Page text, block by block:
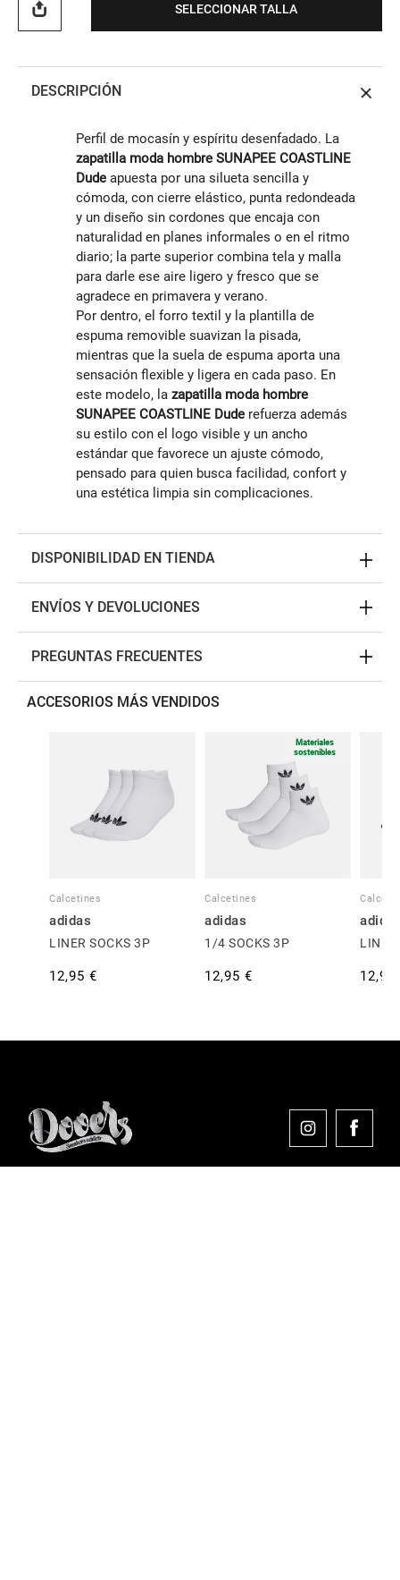
SELECCIONAR TALLA
DESCRIPCIÓN
Perfil de mocasín y espíritu desenfadado. La
zapatilla moda hombre SUNAPEE COASTLINE
Dude apuesta por una silueta sencilla y
cómoda, con cierre elástico, punta redondeada
y un diseño sin cordones que encaja con
naturalidad en planes informales o en el ritmo
diario; la parte superior combina tela y malla
para darle ese aire ligero y fresco que se
agradece en primavera y verano.
Por dentro, el forro textil y la plantilla de
espuma removible suavizan la pisada,
mientras que la suela de espuma aporta una
sensación flexible y ligera en cada paso. En
este modelo, la zapatilla moda hombre
SUNAPEE COASTLINE Dude refuerza además
su estilo con el logo visible y un ancho
estándar que favorece un ajuste cómodo,
pensado para quien busca facilidad, confort y
una estética limpia sin complicaciones.
DISPONIBILIDAD EN TIENDA
ENVÍOS Y DEVOLUCIONES
PREGUNTAS FRECUENTES
ACCESORIOS MÁS VENDIDOS
Calcetines
adidas
LINER SOCKS 3P
12,95 €
Materiales
sostenibles
Calcetines
adidas
1/4 SOCKS 3P
12,95 €
LINER
12,95